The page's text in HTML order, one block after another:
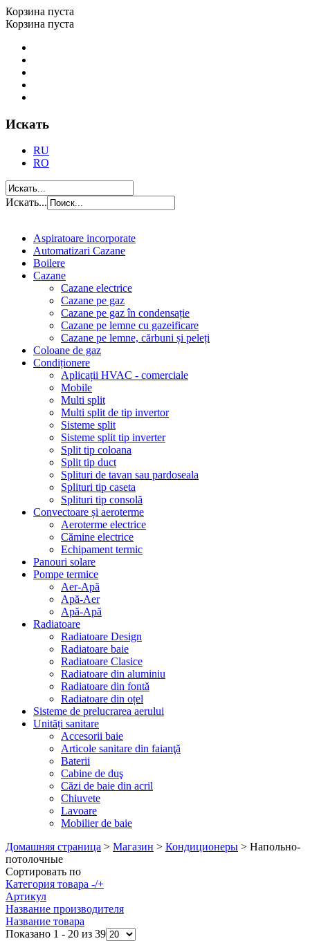
Корзина пуста
Корзина пуста
Искать
RU
RO
Искать...
Aspiratoare incorporate
Automatizari Cazane
Boilere
Cazane
Cazane electrice
Cazane pe gaz
Cazane pe gaz în condensație
Cazane pe lemne cu gazeificare
Cazane pe lemne, cărbuni și peleți
Coloane de gaz
Condiționere
Aplicații HVAC - comerciale
Mobile
Multi split
Multi split de tip invertor
Sisteme split
Sisteme split tip inverter
Split tip coloana
Split tip duct
Splituri de tavan sau pardoseala
Splituri tip caseta
Splituri tip consolă
Convectoare și aeroterme
Aeroterme electrice
Cămine electrice
Echipament termic
Panouri solare
Pompe termice
Aer-Apă
Apă-Aer
Apă-Apă
Radiatoare
Radiatoare Design
Radiatoare baie
Radiatoare Clasice
Radiatoare din aluminiu
Radiatoare din fontă
Radiatoare din oțel
Sisteme de prelucrarea aerului
Unități sanitare
Accesorii baie
Articole sanitare din faianţă
Baterii
Cabine de duş
Căzi de baie din acril
Chiuvete
Lavoare
Mobilier de baie
Домашняя страница > Магазин > Кондиционеры > Напольно-
потолочные
Сортировать по
Категория товара -/+
Артикул
Название производителя
Название товара
Показано 1 - 20 из 39